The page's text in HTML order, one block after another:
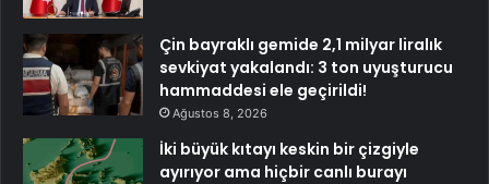
Çin bayraklı gemide 2,1 milyar liralık
sevkiyat yakalandı: 3 ton uyuşturucu
hammaddesi ele geçirildi!
Ağustos 8, 2026
İki büyük kıtayı keskin bir çizgiyle
ayırıyor ama hiçbir canlı burayı